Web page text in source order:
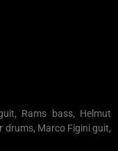
Rams bass, Helmut
drums, Marco Figini guit,